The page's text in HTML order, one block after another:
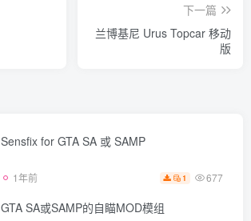
下一篇
兰博基尼 Urus Topcar 移动
版
Sensfix for GTA SA 或 SAMP
1年前 1 677
GTA SA或SAMP的自瞄MOD模组